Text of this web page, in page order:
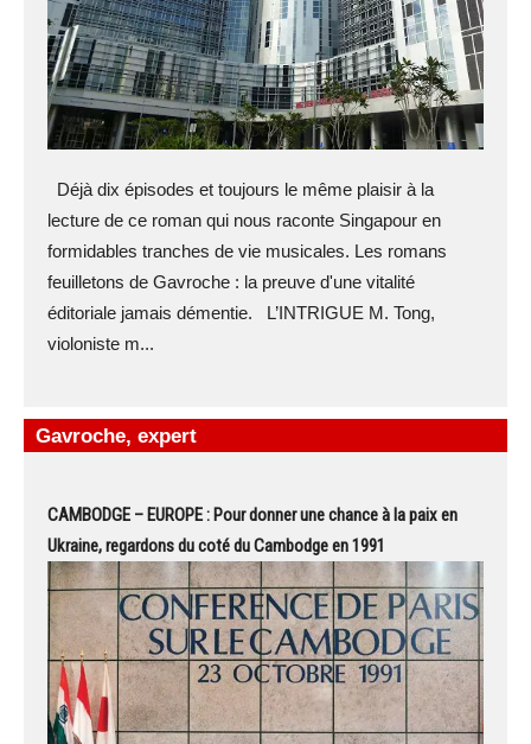
Déjà dix épisodes et toujours le même plaisir à la
lecture de ce roman qui nous raconte Singapour en
formidables tranches de vie musicales. Les romans
feuilletons de Gavroche : la preuve d'une vitalité
éditoriale jamais démentie. L’INTRIGUE M. Tong,
violoniste m...
Gavroche, expert
CAMBODGE – EUROPE : Pour donner une chance à la paix en
Ukraine, regardons du coté du Cambodge en 1991